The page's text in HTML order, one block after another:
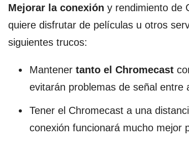
Mejorar la conexión y rendimiento de
quiere disfrutar de películas u otros
siguientes trucos:
Mantener tanto el Chromecast
evitarán problemas de señal entre
Tener el Chromecast a una
conexión funcionará mucho mejor